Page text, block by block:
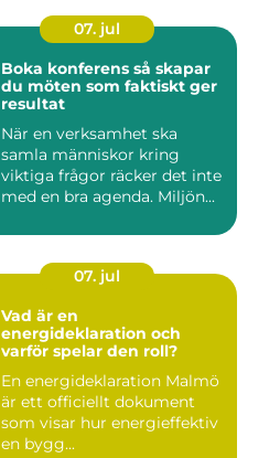
07. jul
Boka konferens så skapar
du möten som faktiskt ger
resultat
När en verksamhet ska
samla människor kring
viktiga frågor räcker det inte
med en bra agenda. Miljön...
07. jul
Vad är en
energideklaration och
varför spelar den roll?
En energideklaration Malmö
är ett officiellt dokument
som visar hur energieffektiv
en bygg...